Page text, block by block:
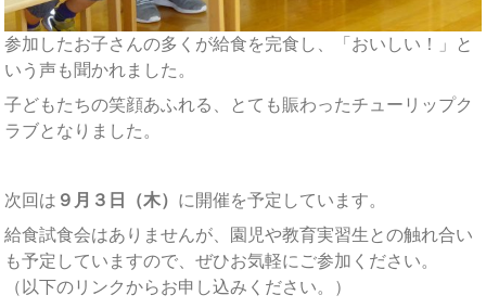
参加したお子さんの多くが給食を完食し、「おいしい！」と
いう声も聞かれました。
子どもたちの笑顔あふれる、とても賑わったチューリップク
ラブとなりました。
次回は ９月３日（木） に開催を予定しています。
給食試食会はありませんが、園児や教育実習生との触れ合い
も予定していますので、ぜひお気軽にご参加ください。
（以下のリンクからお申し込みください。）